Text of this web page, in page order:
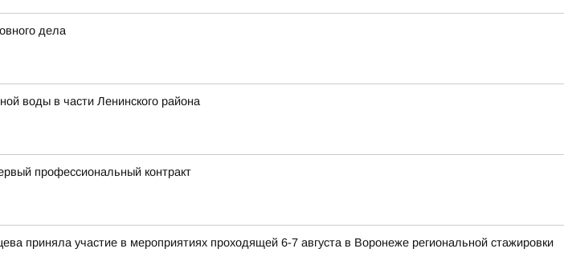
дела
воды в части Ленинского района
профессиональный контракт
приняла участие в мероприятиях проходящей 6-7 августа в Воронеже региональной стажировки